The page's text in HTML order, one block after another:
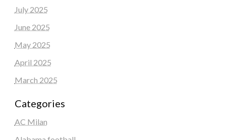
July 2025
June 2025
May 2025
April 2025
March 2025
Categories
AC Milan